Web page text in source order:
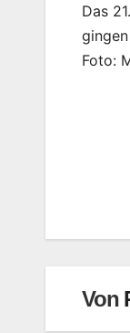
Das
Foto:
Von